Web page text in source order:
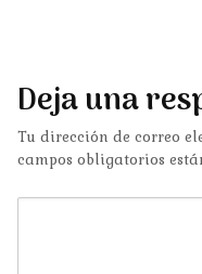
Deja una
Tu dirección de correo
campos obligatorios